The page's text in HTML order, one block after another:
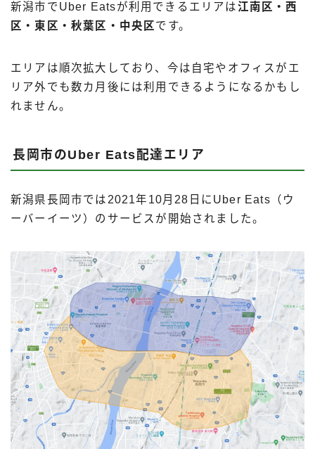
新潟市でUber Eatsが利用できるエリアは江南区・西
区・東区・秋葉区・中央区です。
エリアは順次拡大しており、今は自宅やオフィスがエ
リア外でも数カ月後には利用できるようになるかもし
れません。
長岡市のUber Eats配達エリア
新潟県長岡市では2021年10月28日にUber Eats（ウ
ーバーイーツ）のサービスが開始されました。